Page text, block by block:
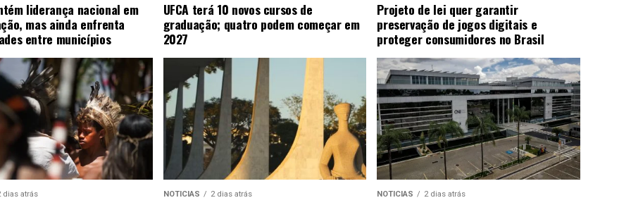
liderança nacional em
mas ainda enfrenta
entre municípios
UFCA terá 10 novos cursos de
graduação; quatro podem começar em
2027
Projeto de lei quer garantir
preservação de jogos digitais e
proteger consumidores no Brasil
dias atrás NOTICIAS 2 dias atrás NOTICIAS 2 dias atrás